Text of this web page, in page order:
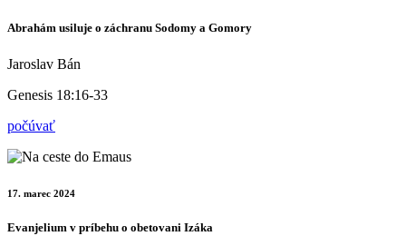
Abrahám usiluje o záchranu Sodomy a Gomory
Jaroslav Bán
Genesis 18:16-33
počúvať
17. marec 2024
Evanjelium v príbehu o obetovani Izáka